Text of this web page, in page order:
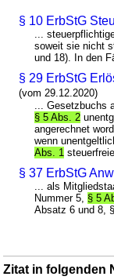
§ 10 ErbStG
...
soweit sie nicht
und 18). In den
§ 29 ErbStG
(vom 29.12.2020)
... Gesetzbuchs
§ 5 Abs. 2
angerechnet
wenn
Abs. 1
§ 37 ErbStG
... als
Nummer 5, § 5
Absatz 6 und 8,
Zitat in folgenden